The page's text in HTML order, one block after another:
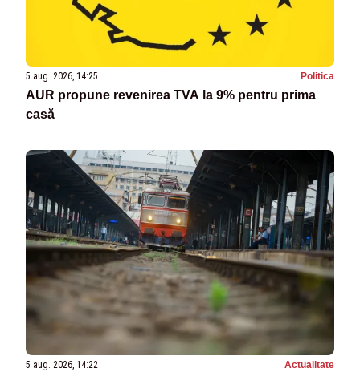
5 aug. 2026, 14:25 Politica
AUR propune revenirea TVA la 9% pentru prima
casă
5 aug. 2026, 14:22 Actualitate